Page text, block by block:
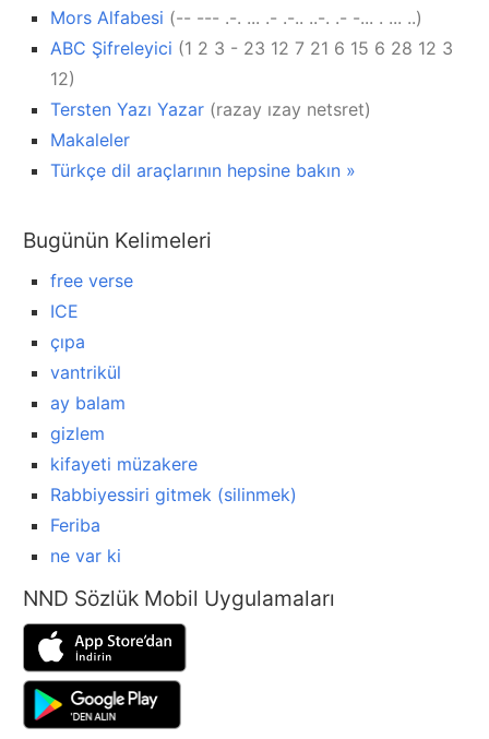
Mors Alfabesi (-- --- .-. ... .- .-.. ..-. .- -... . ... ..)
ABC Şifreleyici (1 2 3 - 23 12 7 21 6 15 6 28 12 3
12)
Tersten Yazı Yazar (razay ızay netsret)
Makaleler
Türkçe dil araçlarının hepsine bakın »
Bugünün Kelimeleri
free verse
ICE
çıpa
vantrikül
ay balam
gizlem
kifayeti müzakere
Rabbiyessiri gitmek (silinmek)
Feriba
ne var ki
NND Sözlük Mobil Uygulamaları